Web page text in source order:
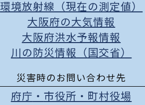
環境放射線（現在の測定値）
大阪府の大気情報
大阪府洪水予報情報
川の防災情報（国交省）
災害時のお問い合わせ先
府庁 ・ 市役所 ・ 町村役場